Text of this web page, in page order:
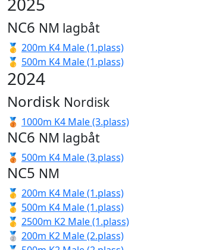
NC6 NM lagbåt
🥇 200m K4 Male (1.plass)
🥇 500m K4 Male (1.plass)
2024
Nordisk Nordisk
🥉 1000m K4 Male (3.plass)
NC6 NM lagbåt
🥉 500m K4 Male (3.plass)
NC5 NM
🥇 200m K4 Male (1.plass)
🥇 500m K4 Male (1.plass)
🥇 2500m K2 Male (1.plass)
🥈 200m K2 Male (2.plass)